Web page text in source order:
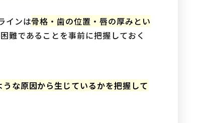
インは骨格・歯の位置・唇の厚みとい
難であることを事前に把握しておく
うな原因から生じているかを把握して